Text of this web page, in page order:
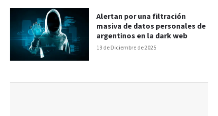
19 de Diciembre de 2025
Alertan por una filtración
masiva de datos personales de
argentinos en la dark web